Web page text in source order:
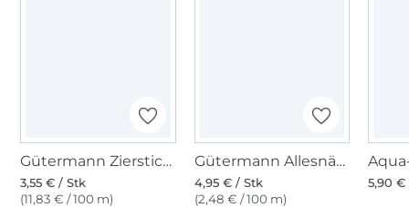
Gütermann Zierstich- und Knopflochgarn (800) weiss
3,55 € / Stk
(11,83 € / 100 m)
Gütermann Allesnäher (800) weiss
4,95 € / Stk
(2,48 € / 100 m)
5,90 €